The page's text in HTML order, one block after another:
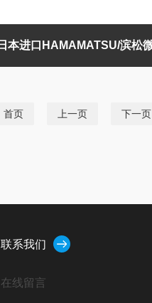
首页 上一页 下一页
联系我们
在线留言